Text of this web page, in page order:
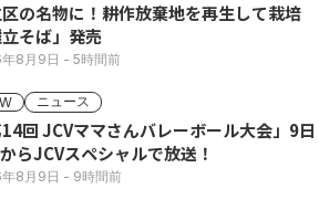
の名物に！耕作放棄地を再生して栽培
立そば」発売
8月9日 - 5時間前
ニュース
14回 JCVママさんバレーボール大会」9日
らJCVスペシャルで放送！
8月9日 - 9時間前